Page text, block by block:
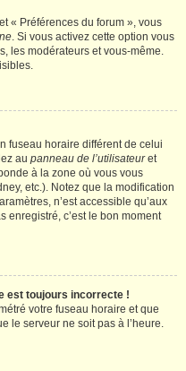
« Préférences du forum », vous
. Si vous activez cette option vous
les modérateurs et vous-même.
fuseau horaire différent de celui
au panneau de l’utilisateuret
à la zone où vous vous
etc.). Notez que la modification
n’est accessible qu’aux
enregistré, c’est le bon moment
est toujours incorrecte !
votre fuseau horaire et que
le serveur ne soit pas à l’heure.